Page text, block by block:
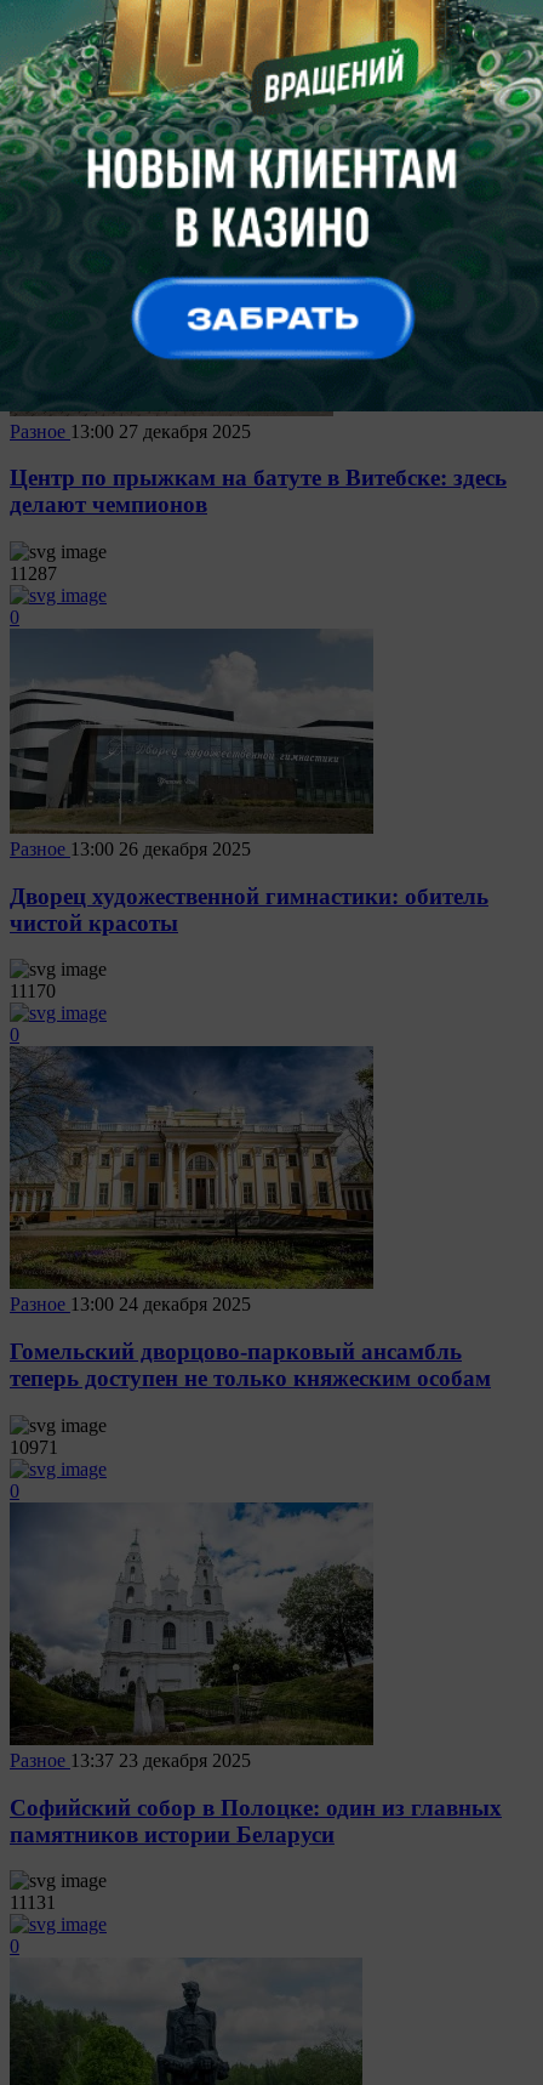
СОК "Олимпийский": оазис здоровья и спорта в
центре Минска
11062
0
Разное 13:00 27 декабря 2025
Центр по прыжкам на батуте в Витебске: здесь
делают чемпионов
11287
0
Разное 13:00 26 декабря 2025
Дворец художественной гимнастики: обитель
чистой красоты
11170
0
Разное 13:00 24 декабря 2025
Гомельский дворцово-парковый ансамбль
теперь доступен не только княжеским особам
10971
0
Разное 13:37 23 декабря 2025
Софийский собор в Полоцке: один из главных
памятников истории Беларуси
11131
0